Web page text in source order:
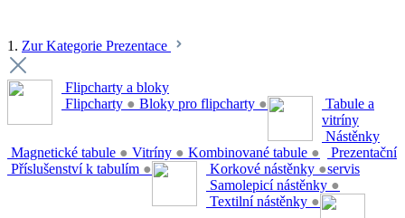
1. Zur Kategorie Prezentace
Flipcharty a bloky
Flipcharty ● Bloky pro flipcharty ●
Tabule a
vitríny
Magnetické tabule ● Vitríny ● Kombinované tabule ●
Příslušenství k tabulím ●
Nástěnky
Korkové nástěnky ●
Samolepicí nástěnky ●
Textilní nástěnky ●
Prezentační
servis